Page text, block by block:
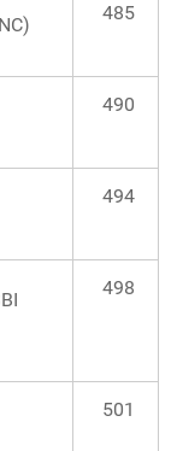
485
490
494
498
501